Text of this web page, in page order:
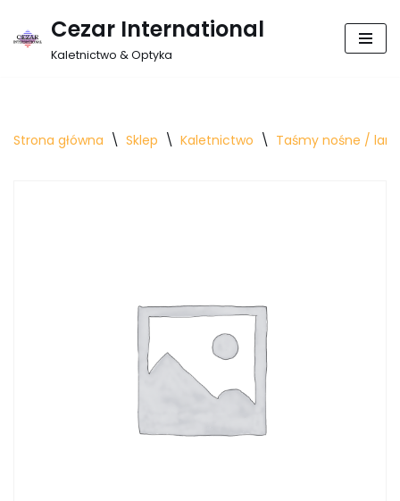
Przejdź
Cezar International
Kaletnictwo & Optyka
Strona główna \ Sklep \ Kaletnictwo \ Taśmy nośne /